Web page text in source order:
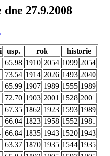
dne 27.9.2008
usp. rok
historie
65.98 1910 2054 1099 2054
73.54 1914 2026 1493 2040
65.99 1907 1989 1555 1989
72.70 1903 2001 1528 2001
67.35 1862 1923 1593 1989
66.04 1823 1958 1552 1981
66.84 1835 1943 1520 1943
63.37 1870 1935 1544 1935